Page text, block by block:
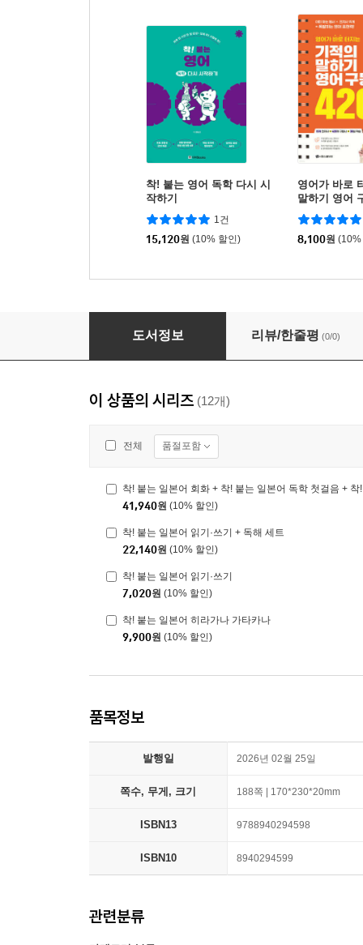
착! 붙는 영어 독학 다시 시
작하기
1건
15,120원 (10% 할인)
영어가 바로
말하기 영어
8,100원 (10%
착! 붙는 일본어 회화
도서정보 리뷰/한줄평 (0/0)
이 상품의 시리즈 (12개)
전체 품절포함
41,940원 (10% 할인)
착! 붙는 일본어 읽기·쓰기 + 독해 세트
22,140원 (10% 할인)
착! 붙는 일본어 읽기·쓰기
7,020원 (10% 할인)
착! 붙는 일본어 히라가나 가타카나
9,900원 (10% 할인)
품목정보
발행일 2026년 02월 25일
쪽수, 무게, 크기 188쪽 | 170*230*20mm
ISBN13 9788940294598
ISBN10 8940294599
관련분류